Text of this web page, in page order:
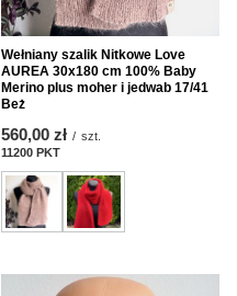
Wełniany szalik Nitkowe Love
AUREA 30x180 cm 100% Baby
Merino plus moher i jedwab 17/41
Beż
560,00 zł / szt.
11200 PKT